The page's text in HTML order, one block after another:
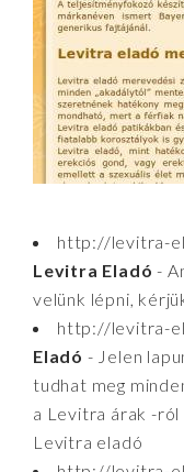
http://levitra-
Levitra Eladó -
velünk lépni,
http://levitra-
Eladó - Jelen
tudhat meg
a Levitra árak -ról
Levitra eladó